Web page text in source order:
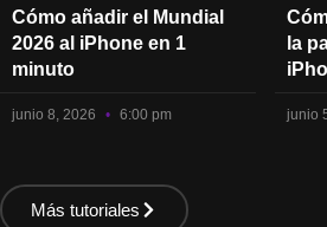
Cómo añadir el Mundial
2026 al iPhone en 1
minuto
junio 8, 2026 6:00 pm
la
junio
Más tutoriales